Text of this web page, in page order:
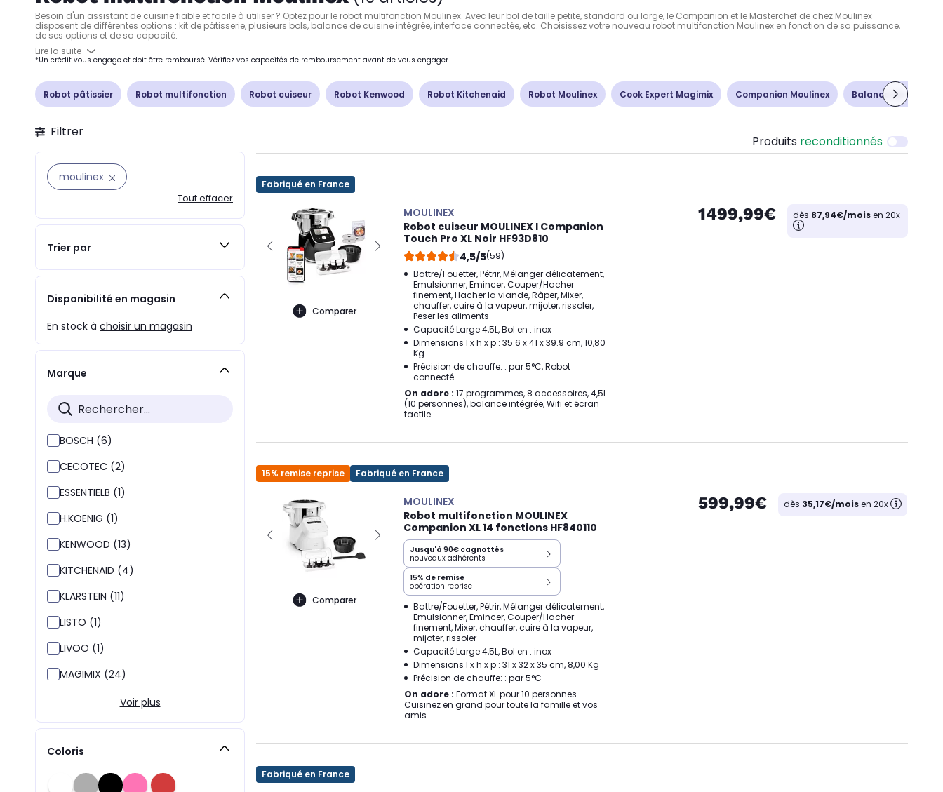
Besoin d'un assistant de cuisine fiable et facile à utiliser ? Optez pour le robot multifonction Moulinex. Avec leur bol de taille petite, standard ou large, le Companion et le Masterchef de chez Moulinex
disposent de différentes options : kit de pâtisserie, plusieurs bols, balance de cuisine intégrée, interface connectée, etc. Choisissez votre nouveau robot multifonction Moulinex en fonction de sa puissance,
de ses options et de sa capacité.
Lire la suite
*Un crédit vous engage et doit être remboursé. Vérifiez vos capacités de remboursement avant de vous engager.
Robot pâtissier Robot multifonction Robot cuiseur Robot Kenwood Robot Kitchenaid Robot Moulinex Cook Expert Magimix Companion Moulinex Balance de cuisine
Filtrer
moulinex
Tout effacer
Trier par
Disponibilité en magasin
En stock à choisir un magasin
Marque
BOSCH (6)
CECOTEC (2)
ESSENTIELB (1)
H.KOENIG (1)
KENWOOD (13)
KITCHENAID (4)
KLARSTEIN (11)
LISTO (1)
LIVOO (1)
MAGIMIX (24)
Voir plus
Coloris
Produits reconditionnés
Fabriqué en France
Comparer
MOULINEX
Robot cuiseur MOULINEX I Companion
Touch Pro XL Noir HF93D810
4,5/5(59)
Battre/Fouetter, Pétrir, Mélanger délicatement,
Emulsionner, Emincer, Couper/Hacher
finement, Hacher la viande, Râper, Mixer,
chauffer, cuire à la vapeur, mijoter, rissoler,
Peser les aliments
Capacité Large 4,5L, Bol en : inox
Dimensions l x h x p : 35.6 x 41 x 39.9 cm, 10,80
Kg
Précision de chauffe: : par 5°C, Robot
connecté
On adore : 17 programmes, 8 accessoires, 4,5L
(10 personnes), balance intégrée, Wifi et écran
tactile
1499,99€ dès 87,94€/moisen 20x
15% remise reprise Fabriqué en France
Comparer
MOULINEX
Robot multifonction MOULINEX
Companion XL 14 fonctions HF840110
Jusqu'à 90€ cagnottés
nouveaux adhérents
15% de remise
opération reprise
Battre/Fouetter, Pétrir, Mélanger délicatement,
Emulsionner, Emincer, Couper/Hacher
finement, Mixer, chauffer, cuire à la vapeur,
mijoter, rissoler
Capacité Large 4,5L, Bol en : inox
Dimensions l x h x p : 31 x 32 x 35 cm, 8,00 Kg
Précision de chauffe: : par 5°C
On adore : Format XL pour 10 personnes.
Cuisinez en grand pour toute la famille et vos
amis.
599,99€ dès 35,17€/moisen 20x
Fabriqué en France